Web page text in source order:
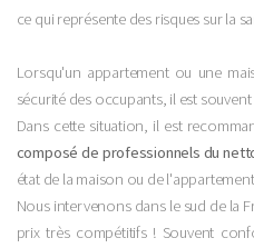
ce qui représente des risques sur la
Lorsqu'un appartement ou une
sécurité des occupants, il est
Dans cette situation, il est
composé de professionnels du
état de la maison ou de
Nous intervenons dans le sud de la
prix très compétitifs ! Souvent